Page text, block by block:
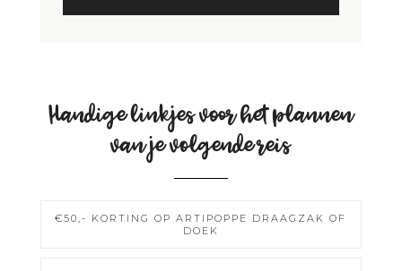
Handige linkjes voor het plannen
van je volgende reis
€50,- KORTING OP ARTIPOPPE DRAAGZAK OF
DOEK